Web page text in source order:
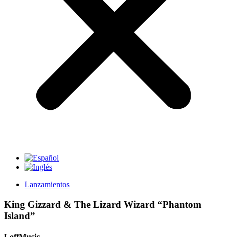
Lanzamientos
King Gizzard & The Lizard Wizard “Phantom
Island”